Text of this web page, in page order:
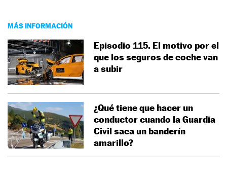
MÁS INFORMACIÓN
Episodio 115. El motivo por el
que los seguros de coche van
a subir
¿Qué tiene que hacer un
conductor cuando la Guardia
Civil saca un banderín
amarillo?